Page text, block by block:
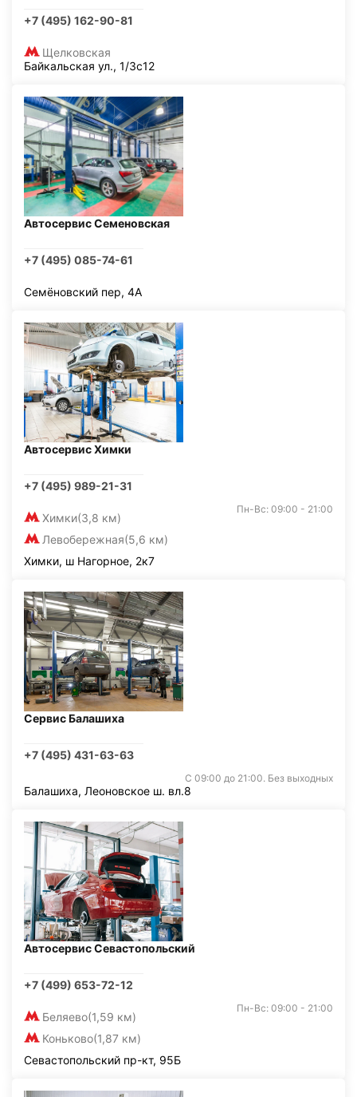
+7 (495) 162-90-81
Щелковская
Байкальская ул., 1/3с12
Автосервис Семеновская
+7 (495) 085-74-61
Семёновский пер, 4А
Автосервис Химки
+7 (495) 989-21-31
Химки(3,8 км)
Левобережная(5,6 км)
Пн-Вс: 09:00 - 21:00
Химки, ш Нагорное, 2к7
Сервис Балашиха
+7 (495) 431-63-63
С 09:00 до 21:00. Без выходных
Балашиха, Леоновское ш. вл.8
Автосервис Севастопольский
+7 (499) 653-72-12
Беляево(1,59 км)
Коньково(1,87 км)
Пн-Вс: 09:00 - 21:00
Севастопольский пр-кт, 95Б